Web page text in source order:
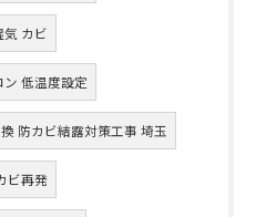
カビ
低温度設定
防カビ結露対策工事 埼玉
ビ再発